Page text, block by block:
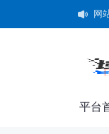
网
字
共
平台